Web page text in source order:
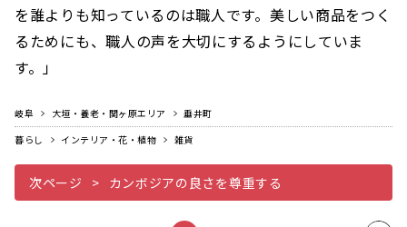
を誰よりも知っているのは職人です。美しい商品をつく
るためにも、職人の声を大切にするようにしていま
す。」
岐阜 大垣・養老・関ヶ原エリア
垂井町
暮らし
インテリア・花・植物 雑貨
次ページ カンボジアの良さを尊重する